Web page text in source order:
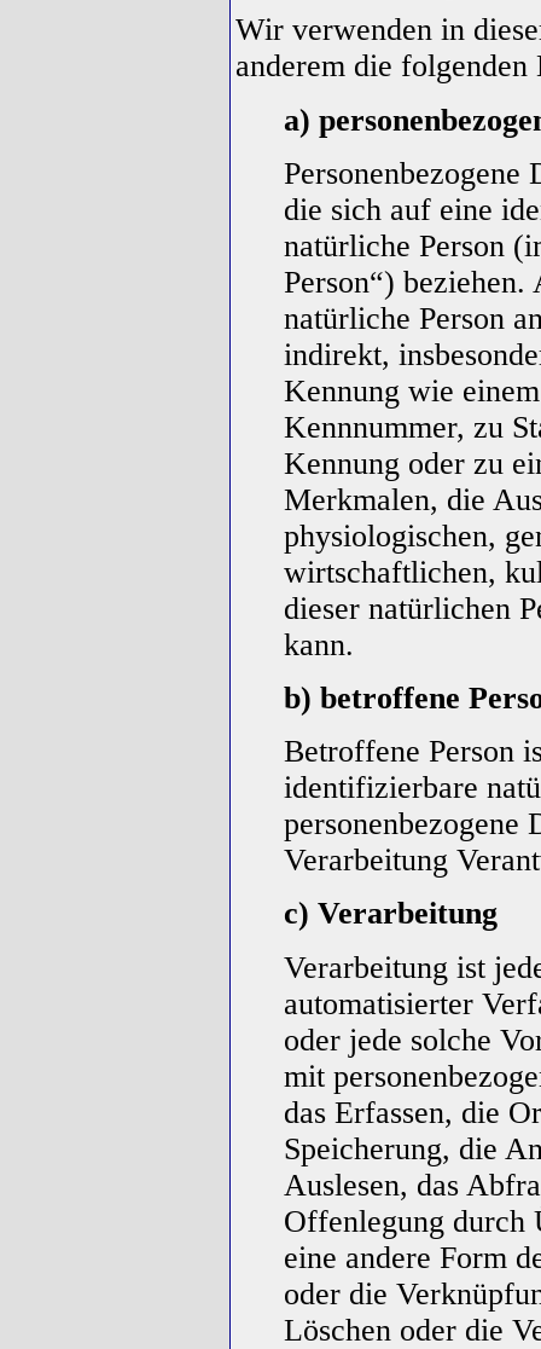
Wir verwenden in
anderem die
a)
die sich auf eine
natürliche Person
Person“)
natürliche Person
indirekt,
Kennung wie
Kennnummer, zu
Kennung oder zu
Merkmalen, die
physiologischen,
wirtschaftlichen,
dieser natürlichen
kann.
b) betroffene
Betroffene Person
identifizierbare
personenbezogene
Verarbeitung
c) Verarbeitung
Verarbeitung ist
automatisierter
oder jede solche
mit
das Erfassen, die
Speicherung, die
Auslesen, das
Offenlegung durch
eine andere Form
oder die
Löschen oder die